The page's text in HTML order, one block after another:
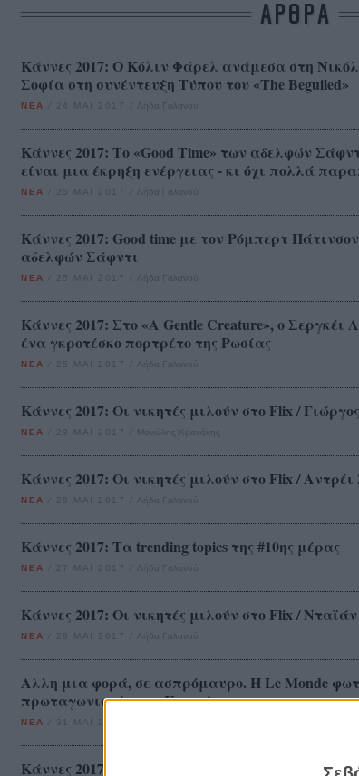
ΑΡΘΡΑ
Κάννες 2017: Ο Κόλιν Φάρελ ανάμεσα στη
Σοφία στη συνέντευξη Τύπου του «The Beguiled»
ΝΕΑ 24 ΜΑΙ 2017 Λήδα Γαλανού
Κάννες 2017: Το «Good Time» των αδελφών
είναι μια έκρηξη ενέργειας - κι όχι πολλά
ΝΕΑ 25 ΜΑΙ 2017 Λήδα Γαλανού
Κάννες 2017: Good time με τον Ρόμπερτ
αδελφών Σάφντι
ΝΕΑ 25 ΜΑΙ 2017 Λήδα Γαλανού
Κάννες 2017: Στο «A Gentle Creature», ο Σεργκέι
ένα γκροτέσκο πορτρέτο της Ρωσίας
ΝΕΑ 25 ΜΑΙ 2017 Λήδα Γαλανού
Κάννες 2017: Οι νικητές μιλούν στο Flix /
ΝΕΑ 29 ΜΑΙ 2017 Μανώλης Κρανάκης
Κάννες 2017: Οι νικητές μιλούν στο Flix /
ΝΕΑ 29 ΜΑΙ 2017 Λήδα Γαλανού
Κάννες 2017: Τα trending topics της #10ης μέρας
ΝΕΑ 27 ΜΑΙ 2017 Λήδα Γαλανού
Κάννες 2017: Οι νικητές μιλούν στο Flix /
ΝΕΑ 29 ΜΑΙ 2017 Λήδα Γαλανού
Αλλη μια φορά, σε ασπρόμαυρο. Η Le Monde
πρωταγωνιστές των Καννών
ΝΕΑ 31 ΜΑΙ 2017
Κάννες 2017: «A Drowning Man», γυρισμένο